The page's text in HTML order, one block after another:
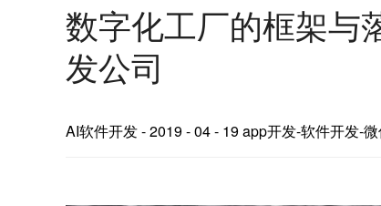
数字化工厂的框架与
发公司
AI软件开发- 2019 - 04 - 19 app开发-软件开发-